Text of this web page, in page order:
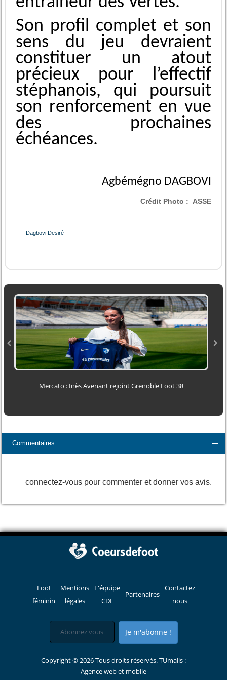
Son profil complet et son
sens du jeu devraient
constituer un atout
précieux pour l’effectif
stéphanois, qui poursuit
son renforcement en vue
des prochaines
échéances.
Agbémégno DAGBOVI
Crédit Photo : ASSE
Dagbovi Desiré
Mercato : Inès Avenant rejoint Grenoble Foot 38
Commentaires
connectez-vous pour commenter et donner vos avis.
Foot
féminin
Mentions
légales
L'équipe
CDF
Partenaires
Contactez
nous
Je m'abonne !
Copyright © 2026 Tous droits réservés. TUmalis :
Agence web et mobile